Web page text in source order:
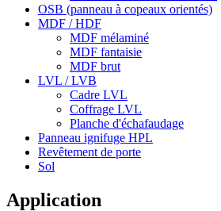
OSB (panneau à copeaux orientés)
MDF / HDF
MDF mélaminé
MDF fantaisie
MDF brut
LVL / LVB
Cadre LVL
Coffrage LVL
Planche d'échafaudage
Panneau ignifuge HPL
Revêtement de porte
Sol
Application